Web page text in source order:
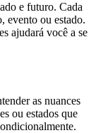
e futuro. Cada
evento ou estado.
ajudará você a se
as nuances
ou estados que